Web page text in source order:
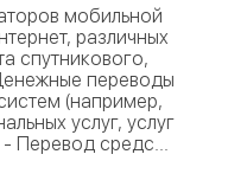
мобильной
различных
спутникового,
переводы
(например,
услуг, услуг
Перевод средс...